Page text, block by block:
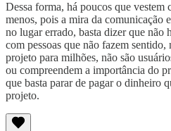
Dessa forma, há poucos que vestem
menos, pois a mira da comunicação
no lugar errado, basta dizer que não
com pessoas que não fazem
projeto para milhões, não são
ou compreendem a importância do
que basta parar de pagar o dinheiro
projeto.